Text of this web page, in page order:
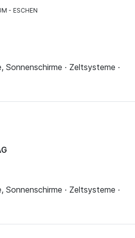
ESCHEN
Sonnenschirme · Zeltsysteme ·
Sonnenschirme · Zeltsysteme ·